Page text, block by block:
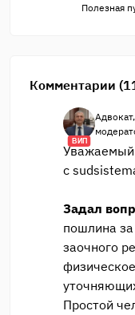
Полезная
Комментарии
ВИП
Адвокат,
Уважаемый
с
Задал
пошлина
заочного
Простой